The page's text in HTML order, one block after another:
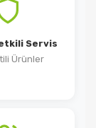
Servis
Ürünler